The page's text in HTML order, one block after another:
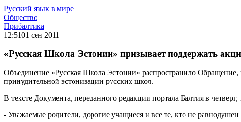
Русский язык в мире
Общество
Прибалтика
12:5101 сен 2011
«Русская Школа Эстонии» призывает поддержать
Объединение «Русская Школа Эстонии» распространило
принудительной эстонизации русских школ.
В тексте Документа, переданного редакции портала Балтия в четверг,
- Уважаемые родители, дорогие учащиеся и все те, кто не